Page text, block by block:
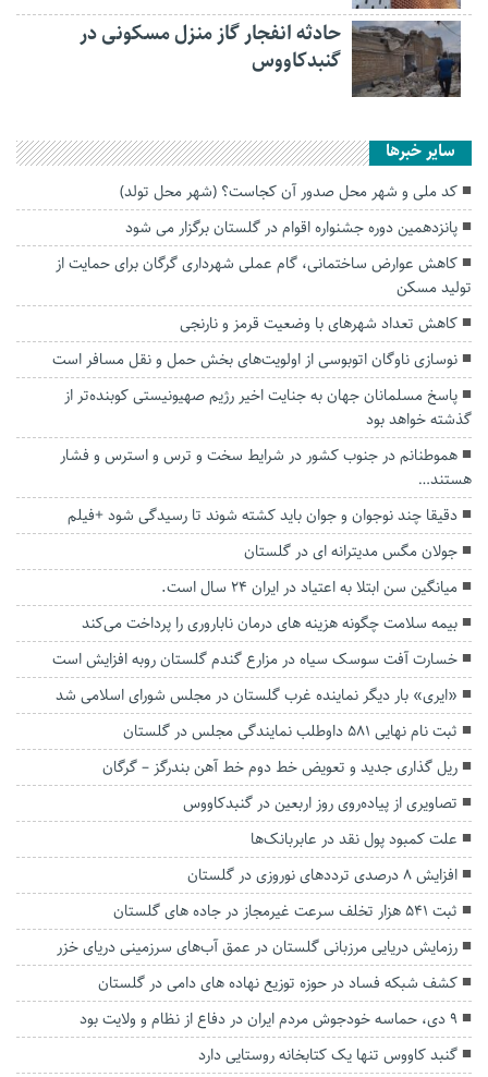
حادثه انفجار گاز منزل مسکونی در
گنبدکاووس
سایر خبرها
کد ملی و شهر محل صدور آن کجاست؟ (شهر محل تولد)
پانزدهمین دوره جشنواره اقوام در گلستان برگزار می شود
کاهش عوارض ساختمانی، گام عملی شهرداری گرگان برای حمایت از
تولید مسکن
کاهش تعداد شهرهای با وضعیت قرمز و نارنجی
نوسازی ناوگان اتوبوسی از اولویت‌های بخش حمل و نقل مسافر است
پاسخ مسلمانان جهان به جنایت اخیر رژیم صهیونیستی کوبنده‌تر از
گذشته خواهد بود
هموطنانم در جنوب کشور در شرایط سخت و ترس و استرس و فشار
هستند…
دقیقا چند نوجوان و جوان باید کشته شوند تا رسیدگی شود +فیلم
جولان مگس مدیترانه ای در گلستان
میانگین سن ابتلا به اعتیاد در ایران ۲۴ سال است.
بیمه سلامت چگونه هزینه های درمان ناباروری را پرداخت می‌کند
خسارت آفت سوسک سیاه در مزارع گندم گلستان روبه افزایش است
«ایری» بار دیگر نماینده غرب گلستان در مجلس شورای اسلامی شد
ثبت نام نهایی ۵۸۱ داوطلب نمایندگی مجلس در گلستان
ریل گذاری جدید و تعویض خط دوم خط آهن بندرگز – گرگان
تصاویری از پیاده‌روی روز اربعین در گنبدکاووس
علت کمبود پول نقد در عابربانک‌ها
افزایش ۸ درصدی ترددهای نوروزی در گلستان
ثبت ۵۴۱ هزار تخلف سرعت غیرمجاز در جاده های گلستان
رزمایش دریایی مرزبانی گلستان در عمق آب‌های سرزمینی دریای خزر
کشف شبکه فساد در حوزه توزیع نهاده های دامی در گلستان
۹ دی، حماسه خودجوش مردم ایران در دفاع از نظام و ولایت بود
گنبد کاووس تنها یک کتابخانه روستایی دارد